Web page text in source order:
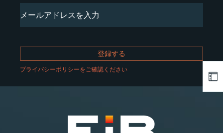
プライバシーポリシーをご確認ください